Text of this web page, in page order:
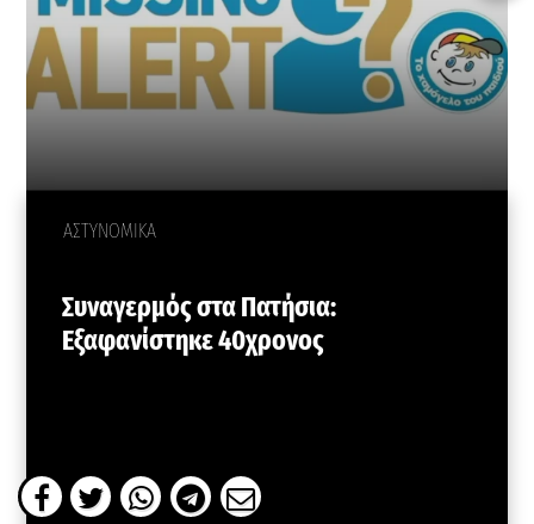
ΑΣΤΥΝΟΜΙΚΑ
Συναγερμός στα Πατήσια:
Εξαφανίστηκε 40χρονος